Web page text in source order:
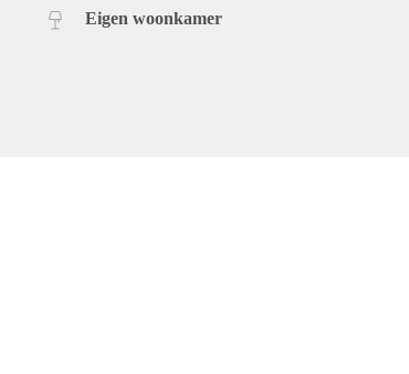
Eigen woonkamer